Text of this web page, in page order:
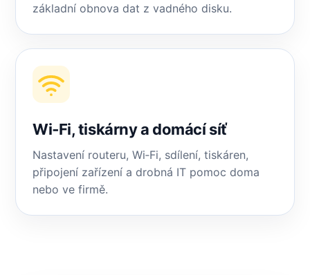
základní obnova dat z vadného disku.
Wi‑Fi, tiskárny a domácí síť
Nastavení routeru, Wi‑Fi, sdílení, tiskáren,
připojení zařízení a drobná IT pomoc doma
nebo ve firmě.